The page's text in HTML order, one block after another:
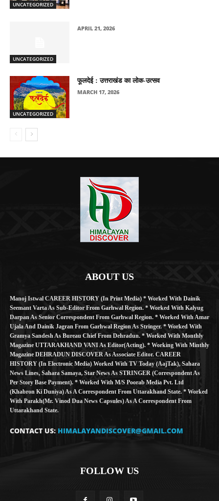
UNCATEGORIZED
UNCATEGORIZED
APRIL 21, 2026
UNCATEGORIZED
फूलदेई : उत्तराखंड का लोक-उत्सव
MARCH 17, 2026
ABOUT US
Manoj Istwal CAREER HISTORY (in Print Media) * Worked With Dainik
Seemant Varta As Sub-Editor From Garhwal Region. * Worked With Kalyug
Darpan As Senior Correspondent From Garhwal Region. * Worked With Amar
Ujala And Dainik Jagran From Garhwal Region As Stringer. * Worked With
Gramya Sandesh As Bureau Chief From Dehradun. * Worked With Monthly
Magazine UTTARAKHAND VANI As Editor(Acting). * Working With Minthly
Magazine DEHRADUN DISCOVER As Associate Editor. CAREER
HISTORY (in Electronic Media) Worked With TV Today (AajTak), Sahara
News Lines, Sahara Samaya, Star News As STRINGER (Correspondent As
Per Story Base Payment). * Worked With M/S Poorab Media Pvt. Ltd
(Khabron Ki Duniya) As A Correspondent From Uttarakhand State. * Worked
With Parakh(Mr. Vinod Dua News Capsules) As A Correspondent From
Uttarakhand State.
CONTACT US: HIMALAYANDISCOVER@GMAIL.COM
FOLLOW US